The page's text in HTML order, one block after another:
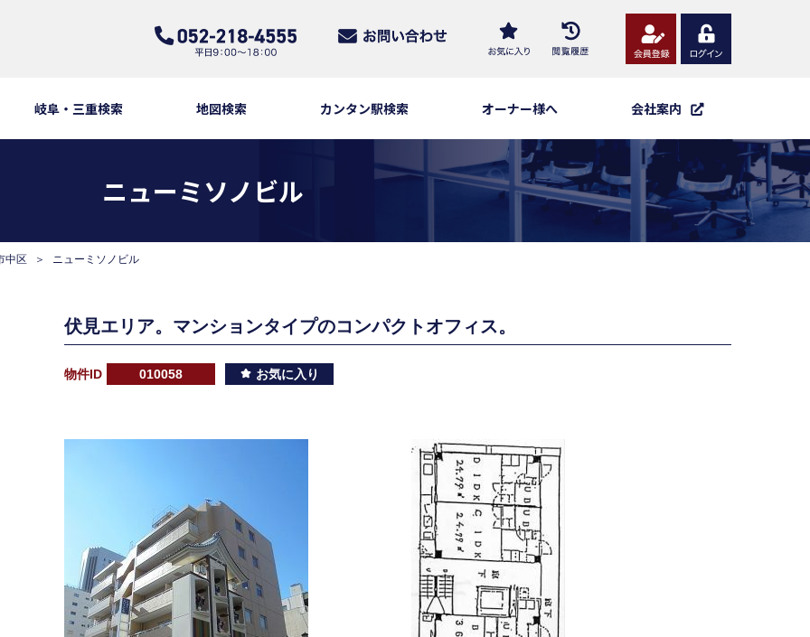
岐阜・三重検索 地図検索 カンタン駅検索 オーナー様へ 会社案内
ニューミソノビル
中区 ニューミソノビル
伏見エリア。マンションタイプのコンパクトオフィス。
物件ID 010058 お気に入り